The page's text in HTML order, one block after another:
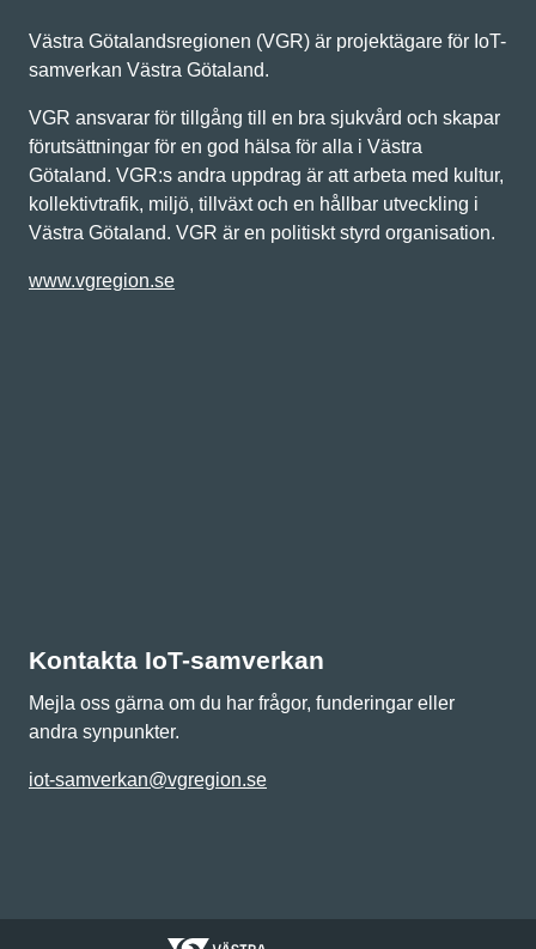
Västra Götalandsregionen (VGR) är projektägare för IoT-
samverkan Västra Götaland.
VGR ansvarar för tillgång till en bra sjukvård och skapar
förutsättningar för en god hälsa för alla i Västra
Götaland. VGR:s andra uppdrag är att arbeta med kultur,
kollektivtrafik, miljö, tillväxt och en hållbar utveckling i
Västra Götaland. VGR är en politiskt styrd organisation.
www.vgregion.se
Kontakta IoT-samverkan
Mejla oss gärna om du har frågor, funderingar eller
andra synpunkter.
iot-samverkan@vgregion.se